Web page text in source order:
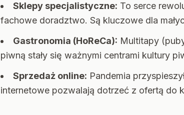
Sklepy specjalistyczne: To serce
fachowe doradztwo. Są kluczowe dla
Gastronomia (HoReCa): Multitapy
piwną stały się ważnymi centrami kultury
Sprzedaż online: Pandemia
internetowe pozwalają dotrzeć z ofertą do